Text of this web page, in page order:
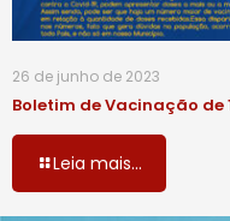
26 de junho de 2023
Boletim de Vacinação de
Leia mais...